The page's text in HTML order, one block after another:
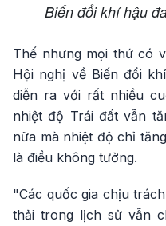
Biến đổi khí hậu
Thế nhưng mọi thứ có
Hội nghị về Biến đổi
diễn ra với rất nhiều
nhiệt độ Trái đất vẫn
nữa mà nhiệt độ chỉ
là điều không tưởng.
"Các quốc gia chịu
thải trong lịch sử vẫn